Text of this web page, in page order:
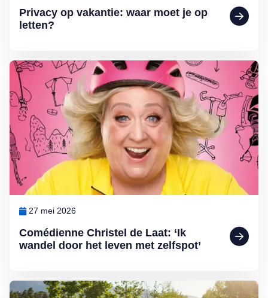
Privacy op vakantie: waar moet je op
letten?
Comédienne Christel de Laat: ‘Ik
wandel door het leven met zelfspot’
27 mei 2026
Lees meer over Comédienne Christel de Laat: ‘Ik wandel door het
Lees meer over Oproep: vertel uw verhaal over vakantie en